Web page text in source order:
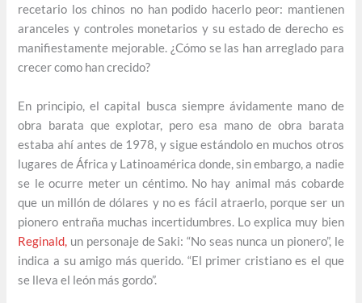
recetario los chinos no han podido hacerlo peor: mantienen
aranceles y controles monetarios y su estado de derecho es
manifiestamente mejorable. ¿Cómo se las han arreglado para
crecer como han crecido?
En principio, el capital busca siempre ávidamente mano de
obra barata que explotar, pero esa mano de obra barata
estaba ahí antes de 1978, y sigue estándolo en muchos otros
lugares de África y Latinoamérica donde, sin embargo, a nadie
se le ocurre meter un céntimo. No hay animal más cobarde
que un millón de dólares y no es fácil atraerlo, porque ser un
pionero entraña muchas incertidumbres. Lo explica muy bien
Reginald, un personaje de Saki: “No seas nunca un pionero”, le
indica a su amigo más querido. “El primer cristiano es el que
se lleva el león más gordo”.